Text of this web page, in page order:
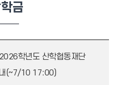
금
학년도 산학협동재단
내(~7/10 17:00)